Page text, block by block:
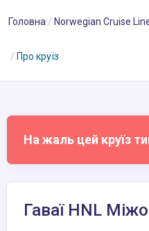
Головна Norwegian Cruise
Про круїз
На жаль цей круїз
Гаваї HNL